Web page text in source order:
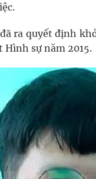
ra quyết định
sự năm 2015.